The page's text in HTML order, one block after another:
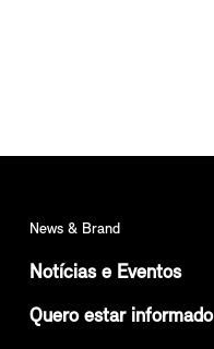
News & Brand
Notícias e Eventos
Quero estar informado